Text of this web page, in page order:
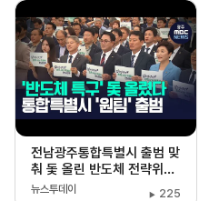
전남광주통합특별시 출범 맞
춰 돛 올린 반도체 전략위원
회
뉴스투데이 225